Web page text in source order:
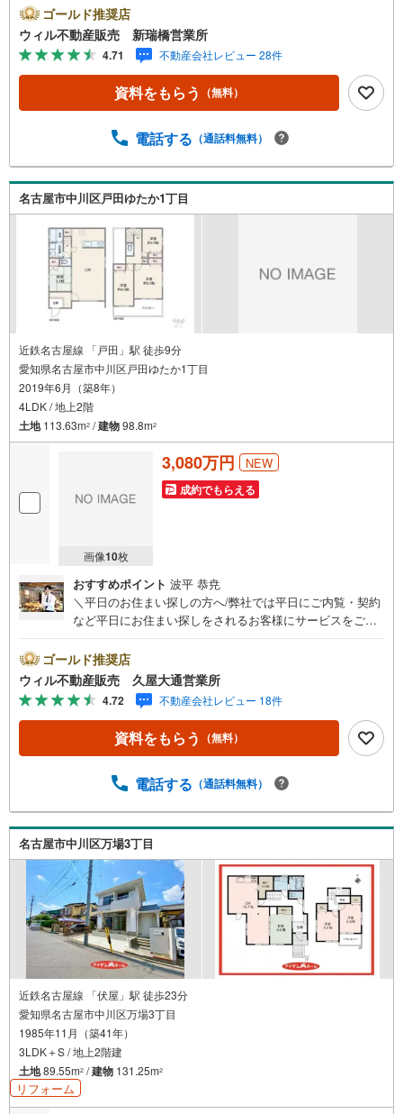
です。新瑞橋駅から徒歩1分の店舗には、キッズスペースや
おむつ替えスペースを完備しており、お子様連れのお客様
も安心してご利用いただけます。●平日のお住まい探しの方
へ●弊社では平日にご内覧や契約を希望されるお客様のため
に、「平日会員制度」という割引プランをご用意していま
す。●お仕事で忙しい方へ●午前10時から午後7時まで、毎
間外でのご内覧にも対応いたします。また、オンライン内
弊社は定休日なく営業しており、当日のご内覧も承りま
す。弊社で掲載している物件以外にもご紹介可能ですの
で、一度ご相談ください。●その他の相談もプロが対応●物
件に関することはもちろん、住宅ローンなどの資金面やリ
フォームに関することなど、お住まいに関するどんなこと
でもお気軽にご相談ください。
ゴールド推奨店
ウィル不動産販売 新瑞橋営業所
4.71 不動産会社レビュー 28件
資料をもらう （無料）
電話する （通話料無料）
名古屋市中川区戸田ゆたか1丁目
近鉄名古屋線 「戸田」駅 徒歩9分
愛知県名古屋市中川区戸田ゆたか1丁目
2019年6月（築8年）
4LDK / 地上2階
土地113.63m2 /建物98.8m2
画像10枚
3,080万円 NEW
成約でもらえる
おすすめポイント 波平 恭尭
＼平日のお住まい探しの方へ/弊社では平日にご内覧・契約
など平日にお住まい探しをされるお客様にサービスをご用
時まで”毎日”営業しています。事前にご予約頂きましたら営
業時間外でのご内覧もご対応いたします。＼本物件の他に
も気になる物件がある方へ/不動産業者間で不動産情報が共
有されているので、名古屋市全域や、その他隣接エリアで
もご内覧が可能です！ 【ウィル不動産販売 久屋大通営業
所】◎地下鉄東山線「栄」駅7A出口から徒歩1分、名城線
ズスペースあり◎営業時間 10:00～19:00（定休日無し） 上
軽にご連絡下さい！現地を見学される場合は「室内・現地
を見学する（無料）」ボタンよりご希望の日時をご記入い
ただけますとスムーズにご案内が可能です。
ゴールド推奨店
ウィル不動産販売 久屋大通営業所
4.72 不動産会社レビュー 18件
資料をもらう （無料）
電話する （通話料無料）
名古屋市中川区万場3丁目
近鉄名古屋線 「伏屋」駅 徒歩23分
愛知県名古屋市中川区万場3丁目
1985年11月（築41年）
3LDK＋S / 地上2階建
土地89.55m2 /建物 131.25m2
リフォーム